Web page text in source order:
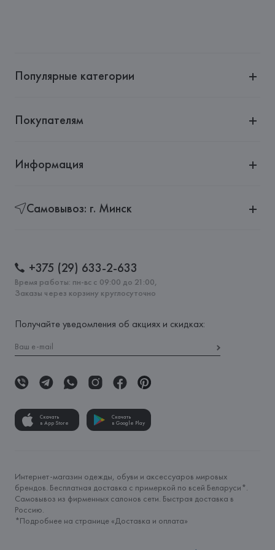
Популярные категории
Покупателям
Информация
Самовывоз: г. Минск
+375 (29) 633-2-633
Время работы: пн-вс с 09:00 до 21:00,
Заказы через корзину круглосуточно
Получайте уведомления об акциях и скидках:
Скачать
в App Store
Скачать
в Google Play
Интернет-магазин одежды, обуви и аксессуаров мировых
брендов. Бесплатная доставка с примеркой по всей Беларуси*.
Самовывоз из фирменных салонов сети. Быстрая доставка в
Россию.
*Подробнее на странице «Доставка и оплата»